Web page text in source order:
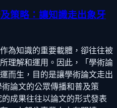
策略：讓知識走出象牙
為知識的重要載體，卻往往被
理解和運用。因此，「學術論
而生，目的是讓學術論文走出
論文的公眾傳播和普及策
成果往往以論文的形式發表